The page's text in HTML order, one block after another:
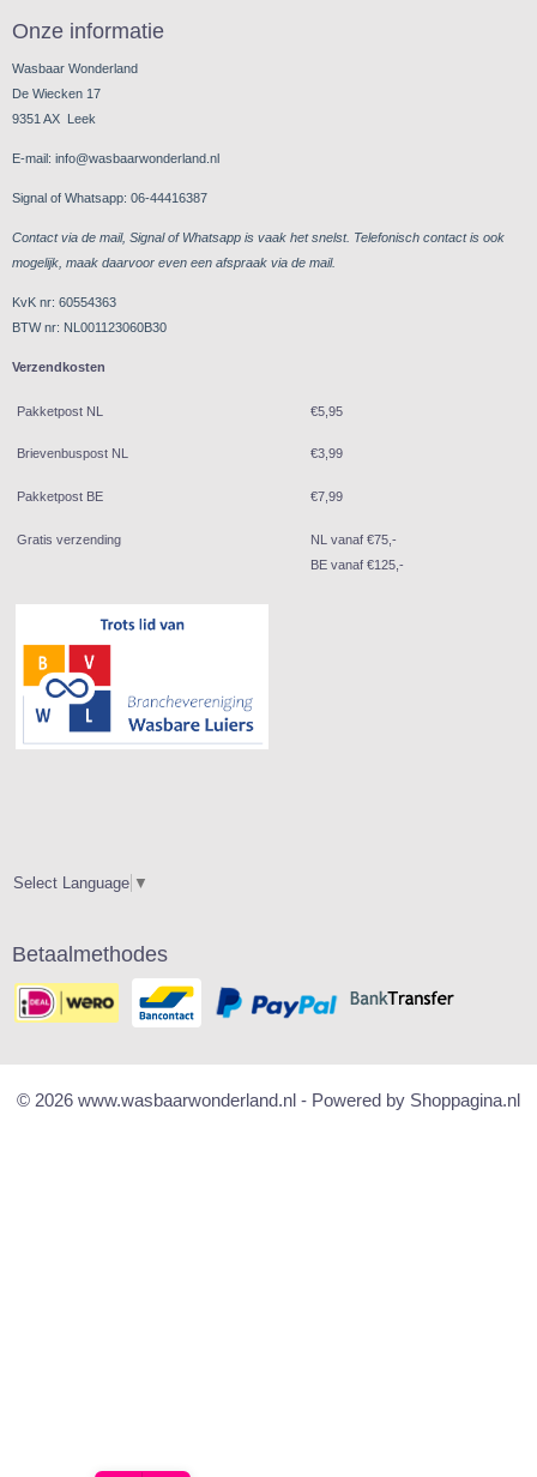
Onze informatie
Wasbaar Wonderland
De Wiecken 17
9351 AX Leek
E-mail: info@wasbaarwonderland.nl
Signal of Whatsapp: 06-44416387
Contact via de mail, Signal of Whatsapp is vaak het snelst. Telefonisch contact is ook
mogelijk, maak daarvoor even een afspraak via de mail.
KvK nr: 60554363
BTW nr: NL001123060B30
Verzendkosten
Pakketpost NL €5,95
Brievenbuspost NL €3,99
Pakketpost BE €7,99
Gratis verzending
NL vanaf €75,-
BE vanaf €125,-
Select Language ▼
Betaalmethodes
© 2026 www.wasbaarwonderland.nl - Powered by Shoppagina.nl